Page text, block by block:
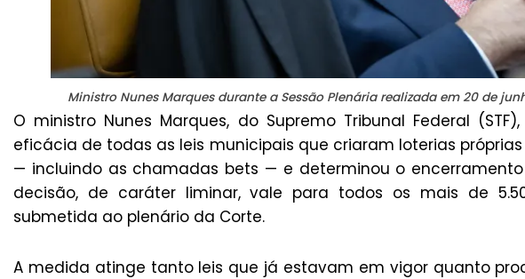
Ministro Nunes Marques durante a Sessão Plenária realizada em 20 de
O ministro Nunes Marques, do Supremo Tribunal Federal
eficácia de todas as leis municipais que criaram loterias
— incluindo as chamadas bets — e determinou o
decisão, de caráter liminar, vale para todos os mais de
submetida ao plenário da Corte.
A medida atinge tanto leis que já estavam em vigor quanto